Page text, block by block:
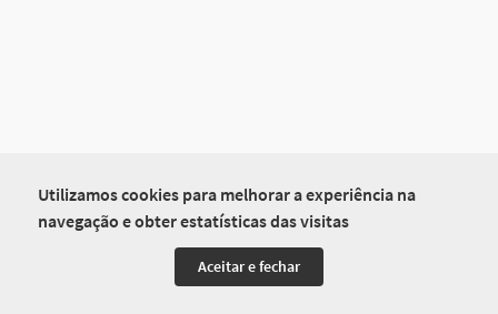
Utilizamos cookies para melhorar a experiência na
navegação e obter estatísticas das visitas
Aceitar e fechar